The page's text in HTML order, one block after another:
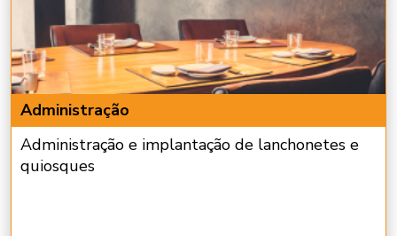
Administração
Administração e implantação de lanchonetes e
quiosques